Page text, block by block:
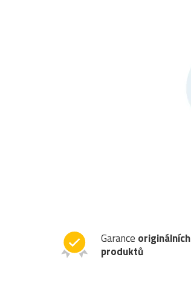
Garance originálních
produktů